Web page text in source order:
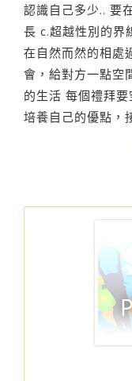
認識自己多少.. 要
長 c.超越性別的界
在自然而然的相處
會，給對方一點空
的生活 每個禮拜
培養自己的優點，